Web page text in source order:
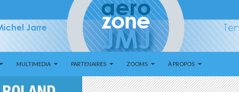
MULTIMEDIA PARTENAIRES ZOOMS À PROPOS